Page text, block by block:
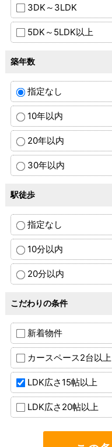
3DK～3LDK
5DK～5LDK以上
築年数
指定なし
10年以内
20年以内
30年以内
駅徒歩
指定なし
10分以内
20分以内
こだわりの条件
新着物件
カースペース2台以上
LDK広さ15帖以上
LDK広さ20帖以上